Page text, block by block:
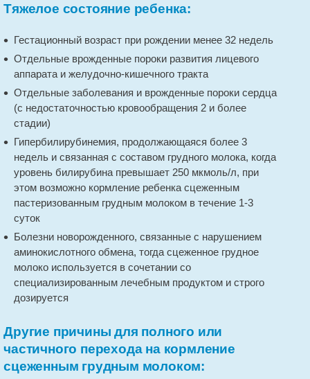
Тяжелое состояние ребенка:
Гестационный возраст при рождении менее 32 недель
Отдельные врожденные пороки развития лицевого
аппарата и желудочно-кишечного тракта
Отдельные заболевания и врожденные пороки сердца
(с недостаточностью кровообращения 2 и более
стадии)
Гипербилирубинемия, продолжающаяся более 3
недель и связанная с составом грудного молока, когда
уровень билирубина превышает 250 мкмоль/л, при
этом возможно кормление ребенка сцеженным
пастеризованным грудным молоком в течение 1-3
суток
Болезни новорожденного, связанные с нарушением
аминокислотного обмена, тогда сцеженное грудное
молоко используется в сочетании со
специализированным лечебным продуктом и строго
дозируется
Другие причины для полного или
частичного перехода на кормление
сцеженным грудным молоком: